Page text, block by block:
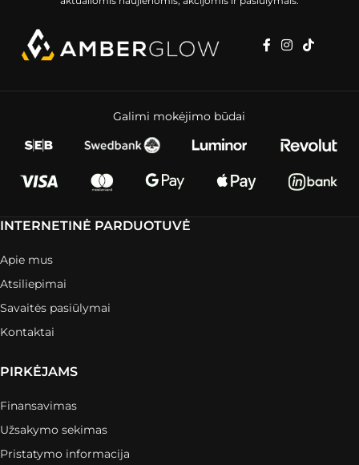
Galimi mokėjimo būdai
INTERNETINĖ PARDUOTUVĖ
Apie mus
Atsiliepimai
Savaitės pasiūlymai
Kontaktai
PIRKĖJAMS
Finansavimas
Užsakymo sekimas
Pristatymo informacija